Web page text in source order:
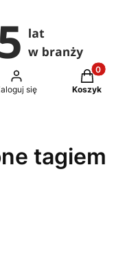
się
Produkty
Koszyk
tagiem